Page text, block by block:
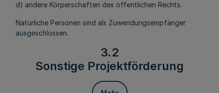
d) andere Körperschaften des öffentlichen Rechts.
Natürliche Personen sind als Zuwendungsempfänger
ausgeschlossen.
3.2
Sonstige Projektförderung